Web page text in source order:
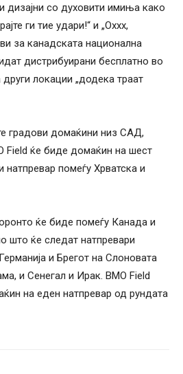
дизајни со духовити имиња како
ги тие удари!“ и „Оххх,
за канадската национална
дистрибуирани бесплатно во
локации „додека траат
градови домаќини низ САД,
Field ќе биде домаќин на шест
натпревар помеѓу Хрватска и
ќе биде помеѓу Канада и
што ќе следат натпревари
и Брегот на Слоновата
и Сенегал и Ирак. BMO Field
на еден натпревар од рундата